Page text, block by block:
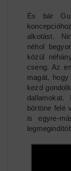
És bár
alkotást.
néhol
közül
cseng. Az
magát,
kezd
börtöne felé
is egyre-